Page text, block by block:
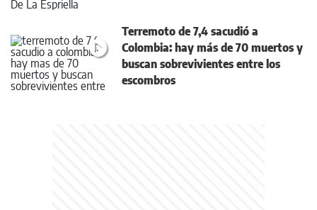
Terremoto de 7,4 sacudió a
Colombia: hay más de 70 muertos y
buscan sobrevivientes entre los
escombros